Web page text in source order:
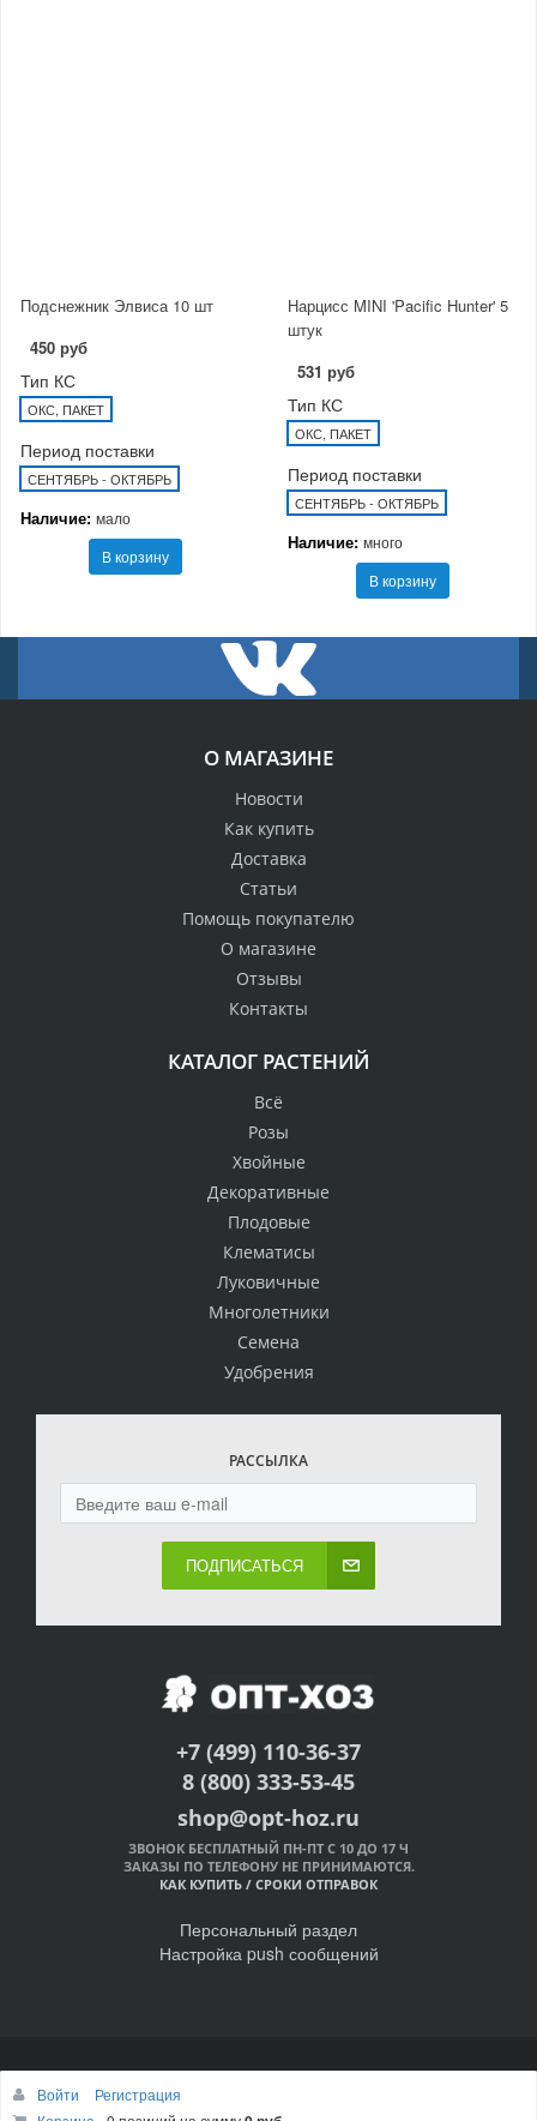
Подснежник Элвиса 10 шт
450 руб
Тип КС
ОКС, ПАКЕТ
Период поставки
СЕНТЯБРЬ - ОКТЯБРЬ
Наличие: мало
В корзину
Нарцисс MINI 'Pacific Hunter' 5
штук
531 руб
Тип КС
ОКС, ПАКЕТ
Период поставки
СЕНТЯБРЬ - ОКТЯБРЬ
Наличие: много
В корзину
О МАГАЗИНЕ
Новости
Как купить
Доставка
Статьи
Помощь покупателю
О магазине
Отзывы
Контакты
КАТАЛОГ РАСТЕНИЙ
Всё
Розы
Хвойные
Декоративные
Плодовые
Клематисы
Луковичные
Многолетники
Семена
Удобрения
РАССЫЛКА
ПОДПИСАТЬСЯ
+7 (499) 110-36-37
8 (800) 333-53-45
shop@opt-hoz.ru
ЗВОНОК БЕСПЛАТНЫЙ ПН-ПТ С 10 ДО 17 Ч
ЗАКАЗЫ ПО ТЕЛЕФОНУ НЕ ПРИНИМАЮТСЯ.
КАК КУПИТЬ / СРОКИ ОТПРАВОК
Персональный раздел
Настройка push сообщений
© Интернет-магазин ОПТ-ХОЗ, 2011-2026
Войти
Регистрация